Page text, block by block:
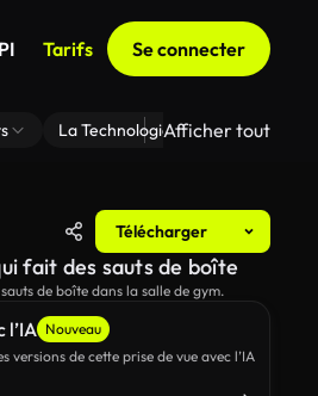
Tarifs Se connecter
La Technologie Zoom En
Afficher tout
Télécharger
l’IA Nouveau
versions de cette prise de vue avec l’IA
fait des sauts de boîte
de boîte dans la salle de gym.